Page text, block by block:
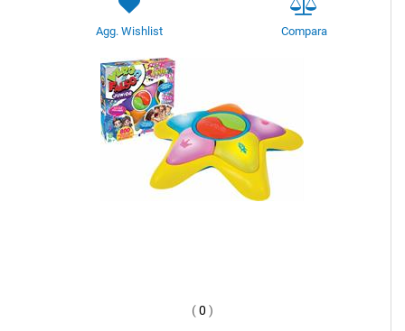
Agg. Wishlist Compara
(0 )